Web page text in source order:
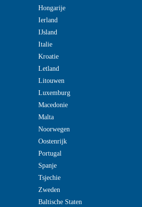
Hongarije
Ierland
IJsland
Italie
Kroatie
Letland
Litouwen
Luxemburg
Macedonie
Malta
Noorwegen
Oostenrijk
Portugal
Spanje
Tsjechie
Zweden
Baltische Staten